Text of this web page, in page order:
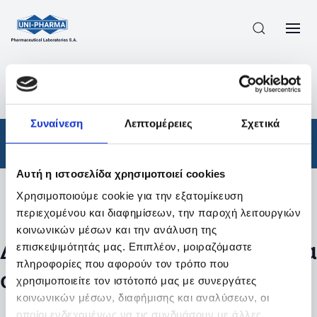
Συναίνεση Λεπτομέρειες Σχετικά
Αυτή η ιστοσελίδα χρησιμοποιεί cookies
Χρησιμοποιούμε cookie για την εξατομίκευση
περιεχομένου και διαφημίσεων, την παροχή λειτουργιών
κοινωνικών μέσων και την ανάλυση της
επισκεψιμότητάς μας. Επιπλέον, μοιραζόμαστε
πληροφορίες που αφορούν τον τρόπο που
χρησιμοποιείτε τον ιστότοπό μας με συνεργάτες
κοινωνικών μέσων, διαφήμισης και αναλύσεων, οι
οποίοι ενδεχομένως να τις συνδυάσουν με άλλες
ΠΡΟΪΟΝΤΑ
ΑΠΟΤΕΛΕΣΜΑΤΑ ΑΝΑΖΗΤΗΣΗΣ
Φάρμακα
Φίλτρα
Δεν βρέθηκαν προϊόντα με τα
συγκεκριμένα φίλτρα